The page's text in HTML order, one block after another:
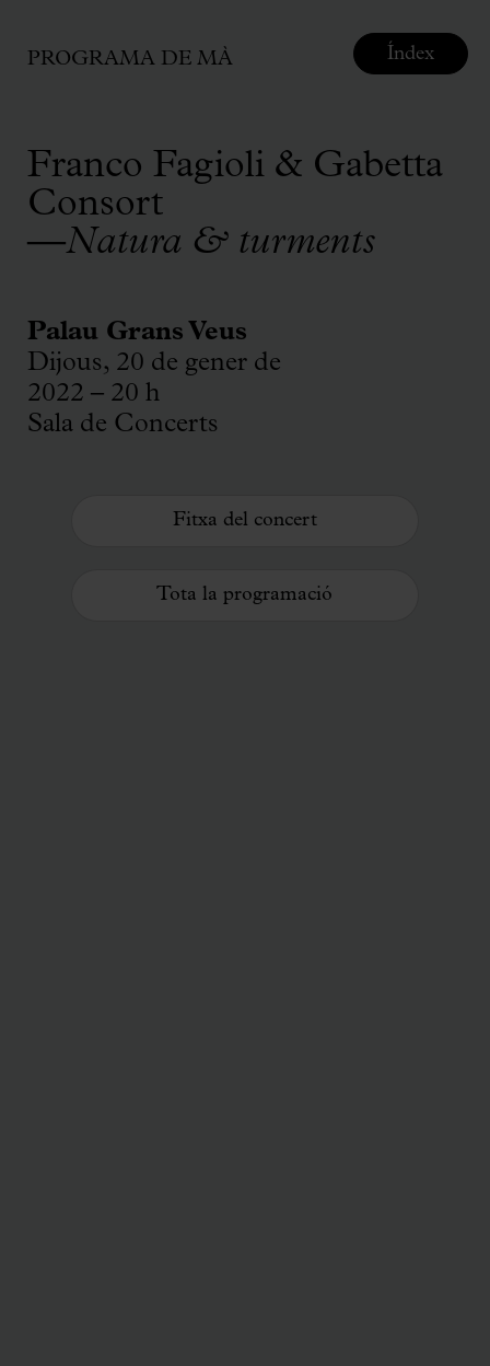
PROGRAMA DE MÀ
Franco Fagioli & Gabetta
Consort
—Natura & turments
Palau Grans Veus
Dijous, 20 de gener de
2022 – 20 h
Sala de Concerts
Fitxa del concert
Tota la programació
Índex